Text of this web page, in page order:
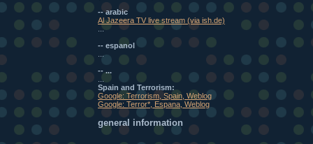
-- arabic
Al Jazeera TV live stream (via ish.de)
-- espanol
-- ...
Spain and Terrorism:
Google: Terrorism, Spain, Weblog
Google: Terror*, Espana, Weblog
general information